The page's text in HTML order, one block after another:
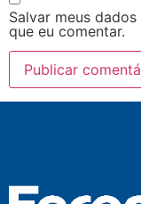
Salvar meus
que eu comentar.